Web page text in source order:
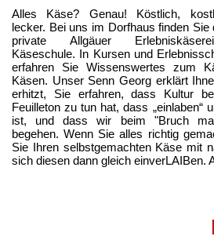
Alles Käse? Genau! Köstlich,
lecker. Bei uns im Dorfhaus finden Sie
private Allgäuer
Käseschule. In Kursen und
erfahren Sie Wissenswertes zum
Käsen. Unser Senn Georg erklärt
erhitzt, Sie erfahren, dass Kultur
Feuilleton zu tun hat, dass „einlaben“
ist, und dass wir beim "Bruch
begehen. Wenn Sie alles richtig
Sie Ihren selbstgemachten Käse mit
sich diesen dann gleich einverLAIBen.